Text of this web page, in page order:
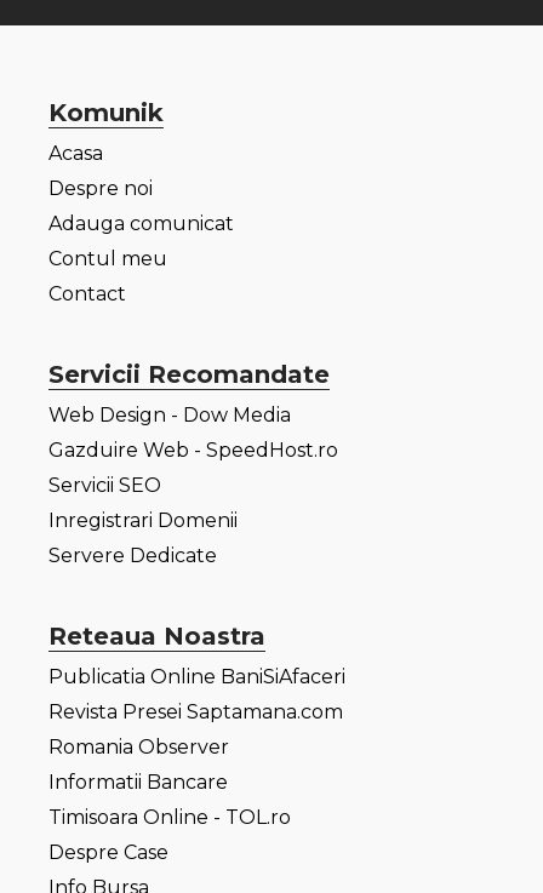
Komunik
Acasa
Despre noi
Adauga comunicat
Contul meu
Contact
Servicii Recomandate
Web Design - Dow Media
Gazduire Web - SpeedHost.ro
Servicii SEO
Inregistrari Domenii
Servere Dedicate
Reteaua Noastra
Publicatia Online BaniSiAfaceri
Revista Presei Saptamana.com
Romania Observer
Informatii Bancare
Timisoara Online - TOL.ro
Despre Case
Info Bursa